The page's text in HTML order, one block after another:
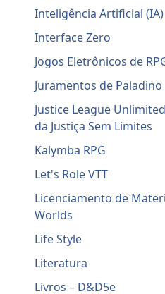
Inteligência Artificial (IA)
Interface Zero
Jogos Eletrônicos de
Juramentos de Paladino
Justice League Unlimited
da Justiça Sem Limites
Kalymba RPG
Let's Role VTT
Licenciamento de
Worlds
Life Style
Literatura
Livros – D&D5e